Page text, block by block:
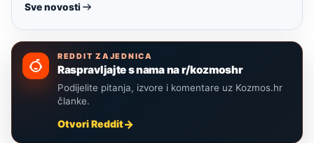
Sve novosti
REDDIT ZAJEDNICA
Raspravljajte s nama na r/kozmoshr
Podijelite pitanja, izvore i komentare uz Kozmos.hr
članke.
Otvori Reddit